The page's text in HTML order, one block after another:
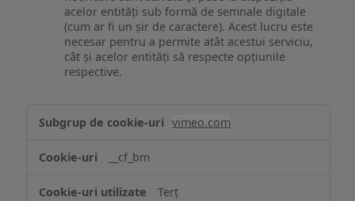
acelor entități sub formă de semnale digitale
(cum ar fi un șir de caractere). Acest lucru este
necesar pentru a permite atât acestui serviciu,
cât și acelor entități să respecte opțiunile
respective.
funcționalităților
ului
vimeo.com
__cf_bm
Terț